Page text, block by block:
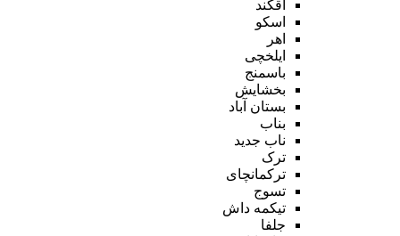
آقکند
اسکو
اهر
ایلخچی
باسمنج
بخشایش
بستان آباد
بناب
ناب جدید
ترک
ترکمانچای
تسوج
تیکمه داش
جلفا